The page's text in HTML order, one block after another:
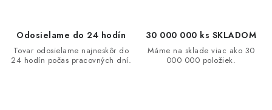
Odosielame do 24 hodín
Tovar odosielame najneskôr do
24 hodín počas pracovných dní.
30 000 000 ks SKLADOM
Máme na sklade viac ako 30
000 000 položiek.